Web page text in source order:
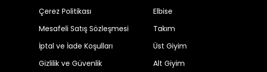
Çerez Politikası
Mesafeli Satış Sözleşmesi
İptal ve İade Koşulları
Gizlilik ve Güvenlik
Elbise
Takım
Üst Giyim
Alt Giyim